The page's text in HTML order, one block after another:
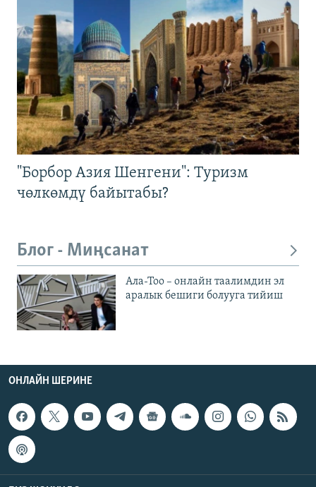
"Борбор Азия Шенгени": Туризм
чөлкөмдү байытабы?
Блог - Миңсанат
Ала-Тоо – онлайн таалимдин эл
аралык бешиги болууга тийиш
ОНЛАЙН ШЕРИНЕ